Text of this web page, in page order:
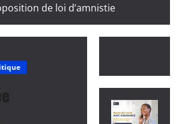
de loi d’amnistie